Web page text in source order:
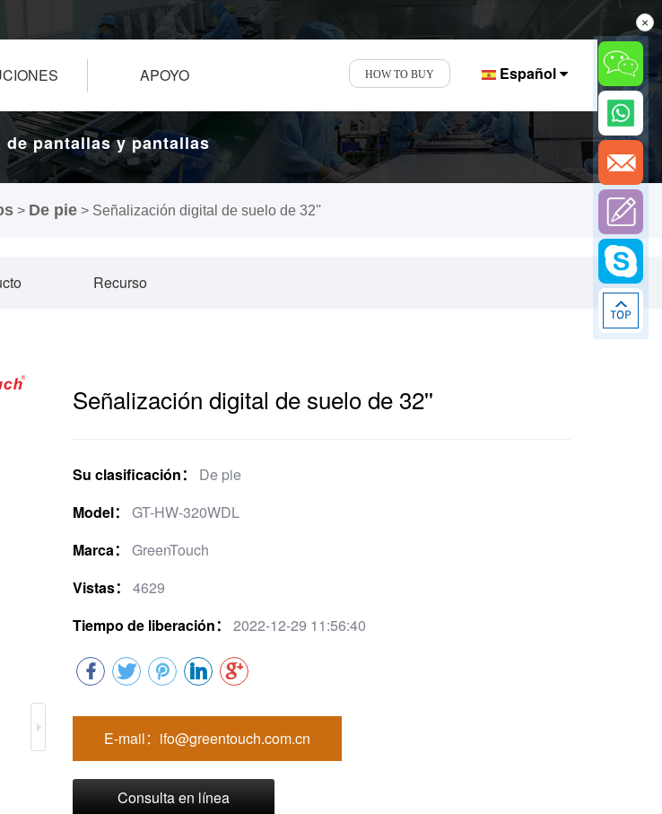
APOYO Español
HOW TO BUY
de pantallas y pantallas
> De pie > Señalización digital de suelo de 32''
Recurso
Señalización digital de suelo de 32''
Su clasificación：
De pie
Model：
GT-HW-320WDL
Marca：
GreenTouch
Vistas：
4629
Tiempo de liberación：
2022-12-29 11:56:40
E-mail：ifo@greentouch.com.cn
Consulta en línea
×